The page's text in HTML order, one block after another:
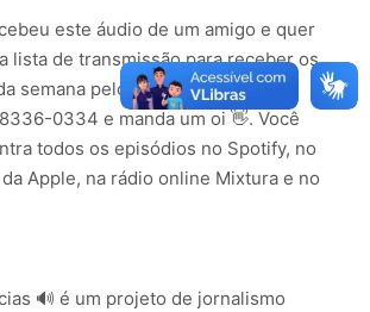
este áudio de um amigo e quer
lista de transmissão para receber os
semana pelo WhatsApp, salve o
0334 e manda um oi 👋. Você
todos os episódios no Spotify, no
Apple, na rádio online Mixtura e no
🔊 é um projeto de jornalismo